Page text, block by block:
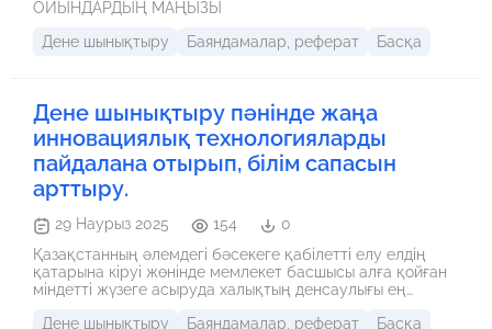
ОЙЫНДАРДЫҢ МАҢЫЗЫ
Дене шынықтыру
Баяндамалар, реферат Басқа
Дене шынықтыру пәнінде жаңа
инновациялық технологияларды
пайдалана отырып, білім сапасын
арттыру.
29 Наурыз 2025 154
0
Қазақстанның әлемдегі бәсекеге қабілетті елу елдің
қатарына кіруі жөнінде мемлекет басшысы алға қойған
міндетті жүзеге асыруда халықтың денсаулығы ең
әлеуметтік жағдай, өмір сүру ұзақтығының төмендеуі
Дене шынықтыру Баяндамалар, реферат Басқа